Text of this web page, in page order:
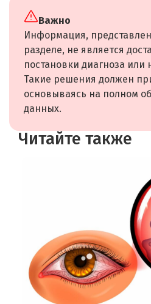
Важно
Информация,
разделе, не является
постановки диагноза или
Такие решения должен
основываясь на полном
данных.
Читайте также